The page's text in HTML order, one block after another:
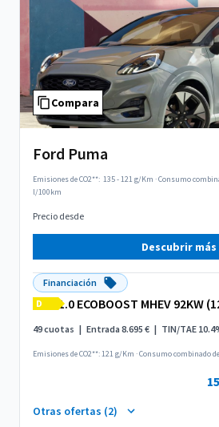
Compara
Ford Puma
Emisiones de CO2**: 135 - 121 g/Km ·Consumo
l/100km
Precio desde
Descubrir más
Financiación
D
1.0 ECOBOOST MHEV 92KW
49 cuotas | Entrada 8.695 € | TIN/TAE
Emisiones de CO2**: 121 g/Km ·Consumo combinado
Otras ofertas (2)